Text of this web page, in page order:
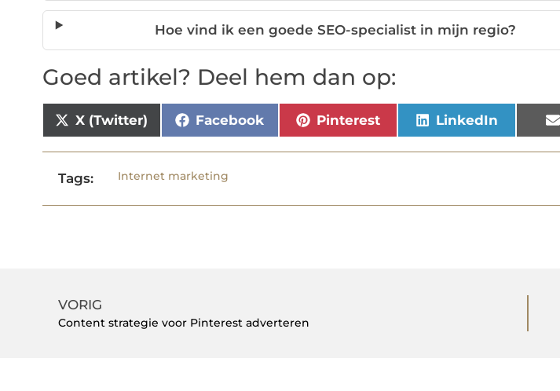
Hoe vind ik een goede SEO-specialist in mijn regio?
Goed artikel? Deel hem dan op:
X (Twitter) Facebook Pinterest LinkedIn
Tags: Internet marketing
VORIG
Content strategie voor Pinterest adverteren